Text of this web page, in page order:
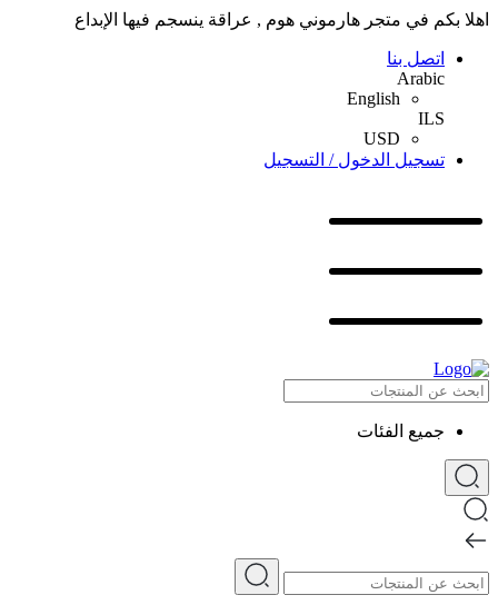
اهلا بكم في متجر هارموني هوم , عراقة ينسجم فيها الإبداع
اتصل بنا
Arabic
English
ILS
USD
تسجيل الدخول / التسجيل
جميع الفئات